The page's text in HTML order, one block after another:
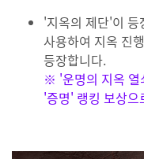
'지옥의 제단'이 등
사용하여 지옥 진
등장합니다.
※ '운명의 지옥 열
'증명' 랭킹 보상으